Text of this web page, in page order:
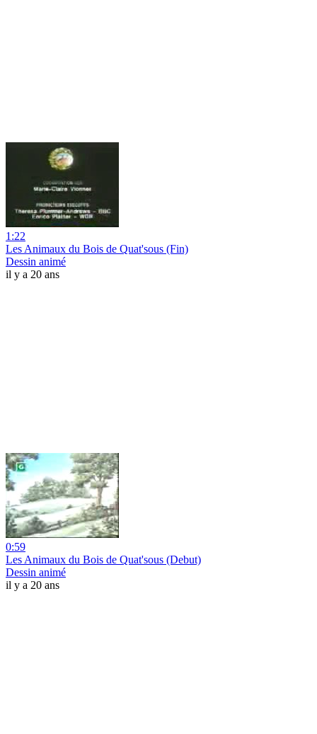
1:22
Les Animaux du Bois de Quat'sous (Fin)
Dessin animé
il y a 20 ans
0:59
Les Animaux du Bois de Quat'sous (Debut)
Dessin animé
il y a 20 ans